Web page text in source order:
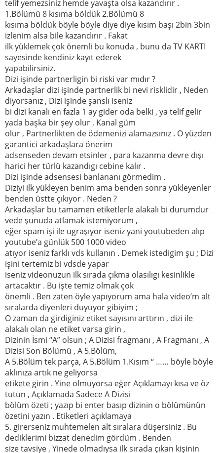
telif yemezsiniz hemde yavaşta olsa kazandırır .
1.Bölümü 8 kısıma böldük 2.Bölümü 8
kısıma böldük böyle böyle diye diye kısım başı 2bin 3bin
izlenim alsa bile kazandırır . Fakat
ilk yüklemek çok önemli bu konuda , bunu da TV KARTI
sayesinde kendiniz kayıt ederek
yapabilirsiniz.
Dizi işinde partnerligin bi riski var mıdır ?
Arkadaşlar dizi işinde partnerlik bi nevi risklidir , Neden
diyorsanız , Dizi işinde şanslı iseniz
bi dizi kanalı en fazla 1 ay gider oda belki , ya telif gelir
yada başka bir şey olur , Kanal güm
olur , Partnerlikten de ödemenizi alamazsınız . O yüzden
garantici arkadaşlara önerim
adsenseden devam etsinler , para kazanma devre dışı
harici her türlü kazandıgı cebine kalır .
Dizi işinde adsensesi banlananı görmedim .
Diziyi ilk yükleyen benim ama benden sonra yükleyenler
benden üstte çıkıyor . Neden ?
Arkadaşlar bu tamamen etiketlerle alakalı bi durumdur
vede şunuda atlamak istemiyorum ,
eğer spam işi ile ugraşıyor iseniz yani youtubeden alıp
youtube’a günlük 500 1000 video
atıyor iseniz farklı vds kullanın . Demek istedigim şu ; Dizi
işini tertemiz bi vdsde yapar
iseniz videonuzun ilk sırada çıkma olasılıgı kesinlikle
artacaktır . Bu işte temiz olmak çok
önemli . Ben zaten öyle yapıyorum ama hala video’m alt
sıralarda diyenleri duyuyor gibiyim ;
O zaman da girdiginiz etiket sayısını arttırın , dizi ile
alakalı olan ne etiket varsa girin ,
Dizinin İsmi “A” olsun ; A Dizisi fragmanı , A Fragmanı , A
Dizisi Son Bölümü , A 5.Bölüm,
A 5.Bölüm tek parça, A 5.Bölüm 1.Kısım “ …… böyle böyle
aklınıza artık ne geliyorsa
etikete girin . Yine olmuyorsa eğer Açıklamayı kısa ve öz
tutun , Açıklamada Sadece A Dizisi
bölüm özeti ; yazıp bi enter basıp dizinin o bölümünün
özetini yazın . Etiketleri açıklamaya
5. girerseniz muhtemelen alt sıralara düşersiniz . Bu
dediklerimi bizzat denedim gördüm . Benden
size tavsiye , Yinede olmadıysa ilk sırada çıkan kişinin